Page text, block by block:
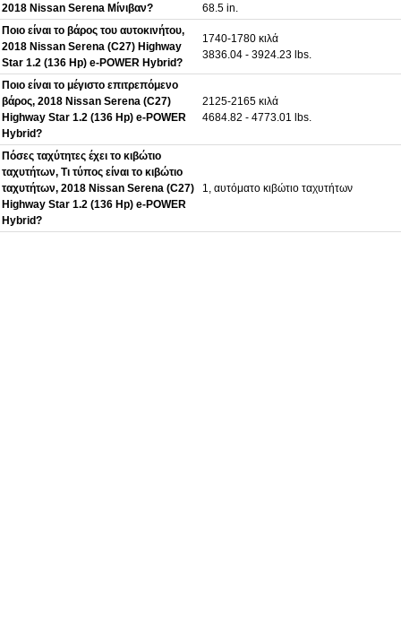
2018 Nissan Serena Μίνιβαν?
68.5 in.
Ποιο είναι το βάρος του αυτοκινήτου,
2018 Nissan Serena (C27) Highway
Star 1.2 (136 Hp) e-POWER Hybrid?
1740-1780 κιλά
3836.04 - 3924.23 lbs.
Ποιο είναι το μέγιστο επιτρεπόμενο
βάρος, 2018 Nissan Serena (C27)
Highway Star 1.2 (136 Hp) e-POWER
Hybrid?
2125-2165 κιλά
4684.82 - 4773.01 lbs.
Πόσες ταχύτητες έχει το κιβώτιο
ταχυτήτων, Τι τύπος είναι το κιβώτιο
ταχυτήτων, 2018 Nissan Serena (C27)
Highway Star 1.2 (136 Hp) e-POWER
Hybrid?
1, αυτόματο κιβώτιο ταχυτήτων